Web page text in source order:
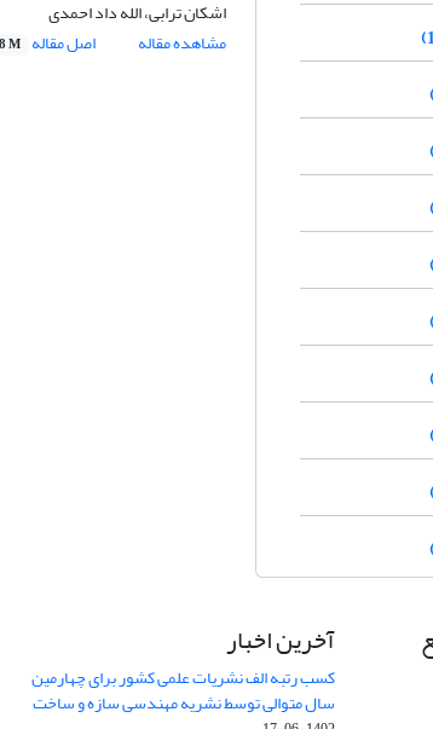
اشکان ترابی، الله داد احمدی
مشاهده مقاله
اصل مقاله M
آخرین اخبار
کسب رتبه الف نشریات علمی کشور برای چهارمین
سال متوالی توسط نشریه مهندسی سازه و ساخت